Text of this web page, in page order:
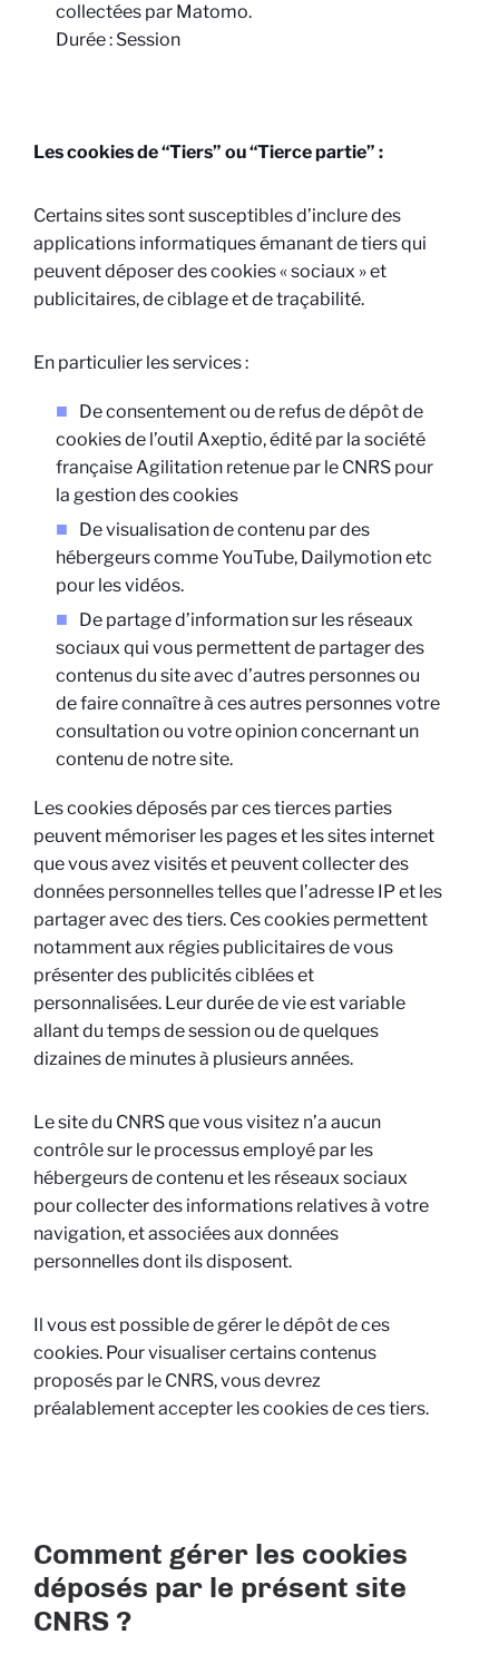
collectées par Matomo.
Durée : Session
Les cookies de “Tiers” ou “Tierce partie” :
Certains sites sont susceptibles d’inclure des
applications informatiques émanant de tiers qui
peuvent déposer des cookies « sociaux » et
publicitaires, de ciblage et de traçabilité.
En particulier les services :
De consentement ou de refus de dépôt de
cookies de l’outil Axeptio, édité par la société
française Agilitation retenue par le CNRS pour
la gestion des cookies
De visualisation de contenu par des
hébergeurs comme YouTube, Dailymotion etc
pour les vidéos.
De partage d’information sur les réseaux
sociaux qui vous permettent de partager des
contenus du site avec d’autres personnes ou
de faire connaître à ces autres personnes votre
consultation ou votre opinion concernant un
contenu de notre site.
Les cookies déposés par ces tierces parties
peuvent mémoriser les pages et les sites internet
que vous avez visités et peuvent collecter des
données personnelles telles que l’adresse IP et les
partager avec des tiers. Ces cookies permettent
notamment aux régies publicitaires de vous
présenter des publicités ciblées et
personnalisées. Leur durée de vie est variable
allant du temps de session ou de quelques
dizaines de minutes à plusieurs années.
Le site du CNRS que vous visitez n’a aucun
contrôle sur le processus employé par les
hébergeurs de contenu et les réseaux sociaux
pour collecter des informations relatives à votre
navigation, et associées aux données
personnelles dont ils disposent.
Il vous est possible de gérer le dépôt de ces
cookies. Pour visualiser certains contenus
proposés par le CNRS, vous devrez
préalablement accepter les cookies de ces tiers.
Comment gérer les cookies
déposés par le présent site
CNRS ?